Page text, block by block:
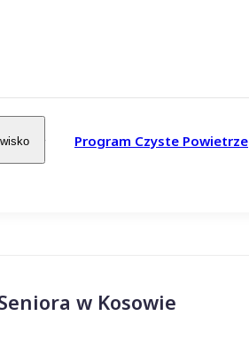
Program Czyste Powietrze
w Kosowie